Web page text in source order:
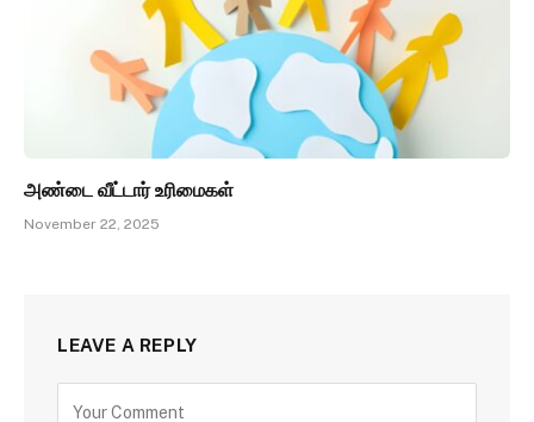
அண்டை வீட்டார் உரிமைகள்
November 22, 2025
LEAVE A REPLY